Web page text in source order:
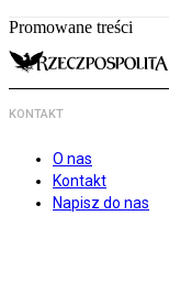
Promowane treści
KONTAKT
O nas
Kontakt
Napisz do nas